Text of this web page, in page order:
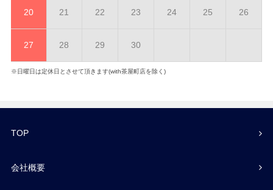
20 21 22 23 24 25 26
27 28 29 30
※日曜日は定休日とさせて頂きます(with茶屋町店を除く)
TOP
会社概要